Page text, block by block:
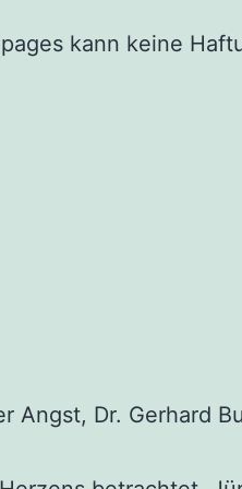
kann keine
Angst, Dr. Gerhard